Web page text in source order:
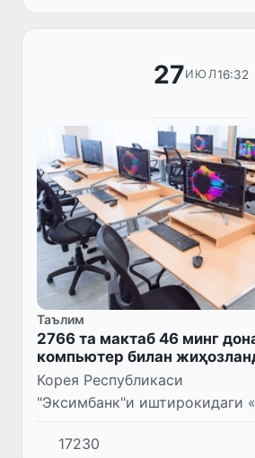
фойдаланувчилари
27ИЮЛ16:32
Таълим
2766 та мактаб 46 минг
компьютер билан
Корея Республикаси
"Эксимбанк"и иштирокидаги
таълимида ахборот-
коммуникация
17230